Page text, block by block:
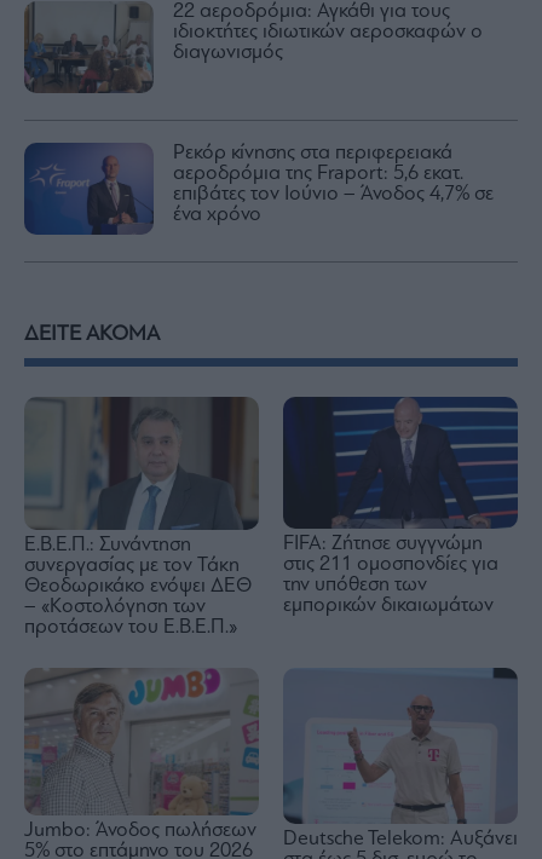
22 αεροδρόμια: Αγκάθι για τους
ιδιοκτήτες ιδιωτικών αεροσκαφών ο
διαγωνισμός
Ρεκόρ κίνησης στα περιφερειακά
αεροδρόμια της Fraport: 5,6 εκατ.
επιβάτες τον Ιούνιο – Άνοδος 4,7% σε
ένα χρόνο
ΔΕΙΤΕ ΑΚΟΜΑ
Ε.Β.Ε.Π.: Συνάντηση
συνεργασίας με τον Τάκη
Θεοδωρικάκο ενόψει ΔΕΘ
– «Κοστολόγηση των
προτάσεων του Ε.Β.Ε.Π.»
FIFA: Ζήτησε συγγνώμη
στις 211 ομοσπονδίες για
την υπόθεση των
εμπορικών δικαιωμάτων
Jumbo: Άνοδος πωλήσεων
5% στο επτάμηνο του 2026
Deutsche Telekom: Αυξάνει